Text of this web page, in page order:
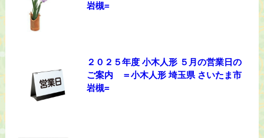
岩槻=
２０２５年度 小木人形 ５月の営業日の
ご案内 ＝小木人形 埼玉県 さいたま市
岩槻=